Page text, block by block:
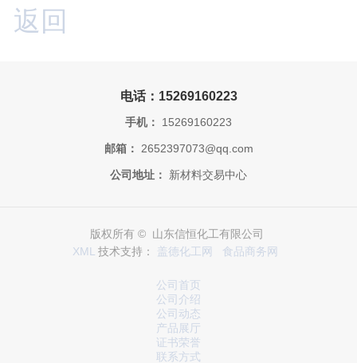
返回
电话：15269160223
手机： 15269160223
邮箱： 2652397073@qq.com
公司地址： 新材料交易中心
版权所有 © 山东信恒化工有限公司
XML 技术支持： 盖德化工网 食品商务网
公司首页
公司介绍
公司动态
产品展厅
证书荣誉
联系方式